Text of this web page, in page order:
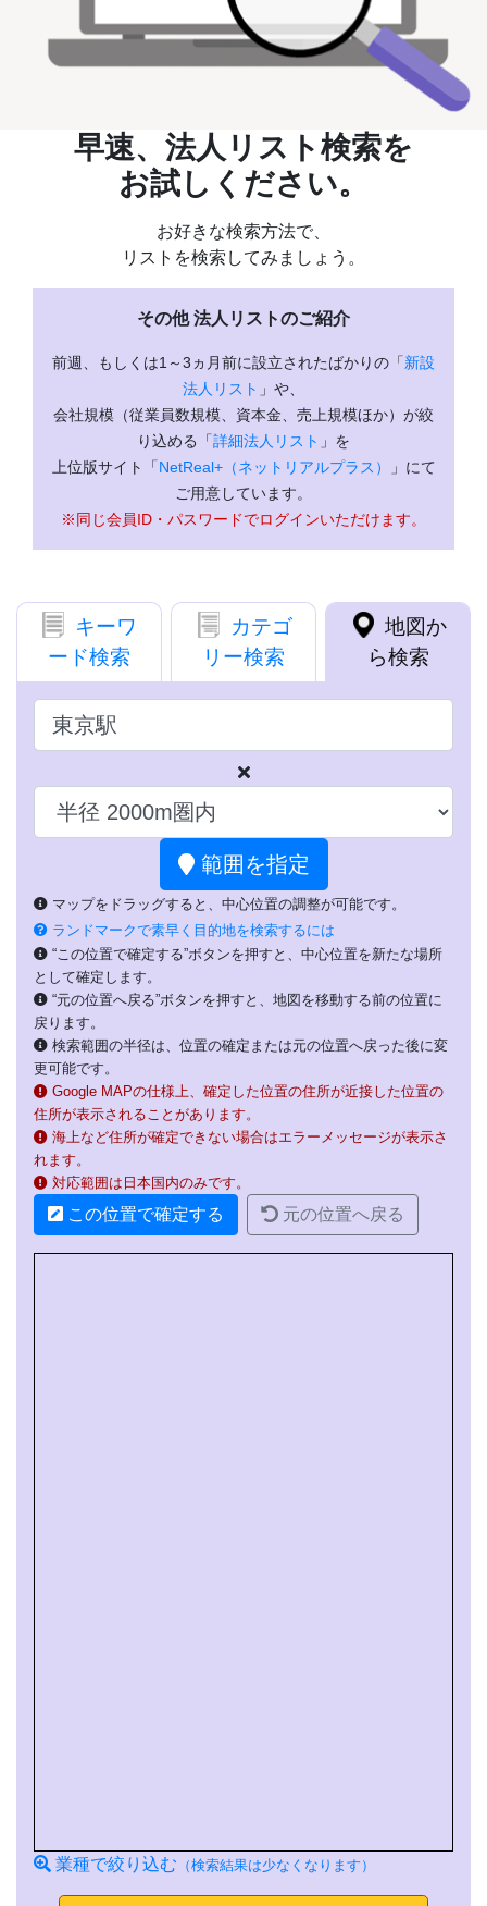
早速、法人リスト検索を
お試しください。
お好きな検索方法で、
リストを検索してみましょう。
その他 法人リストのご紹介
前週、もしくは1～3ヵ月前に設立されたばかりの「新設
法人リスト 」や、
会社規模（従業員数規模、資本金、売上規模ほか）が絞
り込める「詳細法人リスト 」を
上位版サイト「NetReal+（ネットリアルプラス）
」にて
ご用意しています。
※同じ会員ID・パスワードでログインいただけます。
キーワ
ード検索
カテゴ
リー検索
地図か
ら検索
範囲を指定
マップをドラッグすると、中心位置の調整が可能です。
ランドマークで素早く目的地を検索するには
“この位置で確定する”ボタンを押すと、中心位置を新たな場所
として確定します。
“元の位置へ戻る”ボタンを押すと、地図を移動する前の位置に
戻ります。
検索範囲の半径は、位置の確定または元の位置へ戻った後に変
更可能です。
Google MAPの仕様上、確定した位置の住所が近接した位置の
住所が表示されることがあります。
海上など住所が確定できない場合はエラーメッセージが表示さ
れます。
対応範囲は日本国内のみです。
この位置で確定する 元の位置へ戻る
業種で絞り込む （検索結果は少なくなります）